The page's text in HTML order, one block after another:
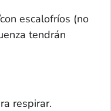
escalofríos (no
tendrán
respirar.